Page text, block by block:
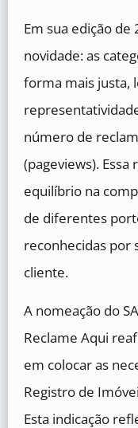
Em sua edição
novidade: as
forma mais justa,
número de
(pageviews).
equilíbrio na
de diferentes
reconhecidas por
cliente.
A nomeação do
Reclame Aqui
em colocar as
Registro de
Esta indicação